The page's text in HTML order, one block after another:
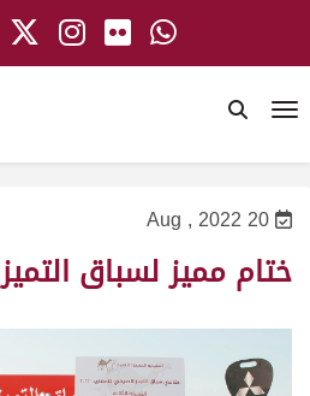
20 Aug , 2022
ختام مميز لسباق